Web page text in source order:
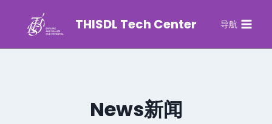
THISDL Tech Center 导航
News新闻